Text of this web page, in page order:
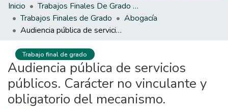
Inicio
Trabajos Finales De Grado Y Posgrado
Trabajos Finales de Grado
Abogacía
Audiencia pública de servicios públicos. Carácter no vinculante y obligatorio del mecanismo.
Trabajo final de grado
Audiencia pública de servicios
públicos. Carácter no vinculante y
obligatorio del mecanismo.